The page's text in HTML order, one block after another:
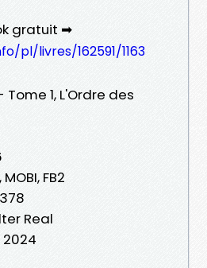
gratuit ➡
pl/livres/162591/1163
1, L'Ordre des
FB2
Real